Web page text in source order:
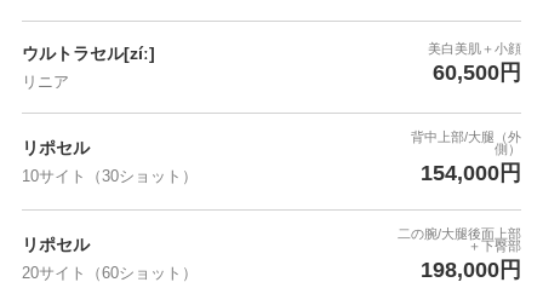
ウルトラセル[zíː]
リニア
美白美肌＋小顔
60,500円
リポセル
10サイト（30ショット）
背中上部/大腿（外
側）
154,000円
リポセル
20サイト（60ショット）
二の腕/大腿後面上部
＋下臀部
198,000円